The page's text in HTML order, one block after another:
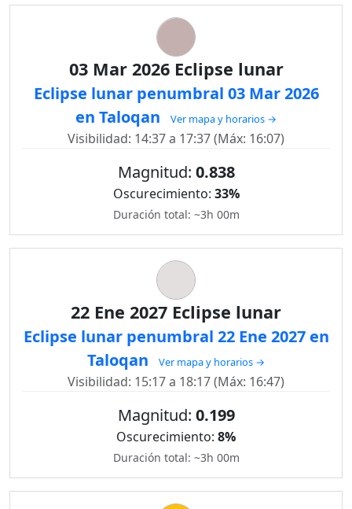
03 Mar 2026 Eclipse lunar
Eclipse lunar penumbral 03 Mar 2026
en Taloqan
Ver mapa y horarios →
Visibilidad: 14:37 a 17:37 (Máx: 16:07)
Magnitud: 0.838
Oscurecimiento: 33%
Duración total: ~3h 00m
22 Ene 2027 Eclipse lunar
Eclipse lunar penumbral 22 Ene 2027 en
Taloqan
Ver mapa y horarios →
Visibilidad: 15:17 a 18:17 (Máx: 16:47)
Magnitud: 0.199
Oscurecimiento: 8%
Duración total: ~3h 00m